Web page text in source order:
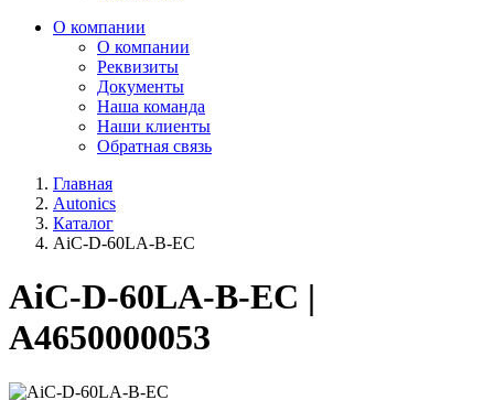
О компании
О компании
Реквизиты
Документы
Наша команда
Наши клиенты
Обратная связь
Главная
Autonics
Каталог
AiC-D-60LA-B-EC
AiC-D-60LA-B-EC |
A4650000053